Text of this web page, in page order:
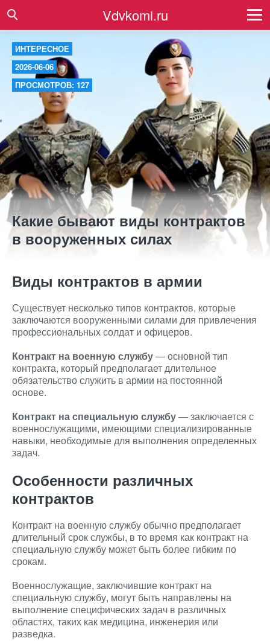
Vdvkomi.ru
ИНТЕРЕСНОЕ
2026-06-06
ПРОСМОТРОВ: 127
Какие бывают виды контрактов
в вооруженных силах
Виды контрактов в армии
Существует несколько типов контрактов, которые
заключаются вооруженными силами для привлечения
профессиональных солдат и офицеров.
Контракт на военную службу— основной тип
контракта, который предполагает длительное
обязательство служить в армии на постоянной
основе.
Контракт на специальную службу— заключается с
военнослужащими, имеющими специализированные
навыки, необходимые для выполнения определенных
задач.
Особенности различных
контрактов
Контракт на военную службу обычно предполагает
длительный срок службы, в то время как контракт на
специальную службу может быть более гибким по
срокам.
Военнослужащие, заключившие контракт на
специальную службу, могут быть направлены на
выполнение специфических задач в различных
областях, таких как медицина, инженерия или
разведка.